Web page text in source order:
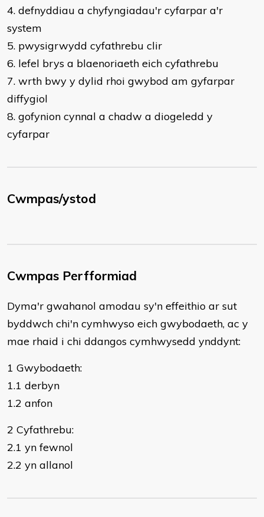
4. defnyddiau a chyfyngiadau'r cyfarpar a'r
system
5. pwysigrwydd cyfathrebu clir
6. lefel brys a blaenoriaeth eich cyfathrebu
7. wrth bwy y dylid rhoi gwybod am gyfarpar
diffygiol
8. gofynion cynnal a chadw a diogeledd y
cyfarpar
Cwmpas/ystod
Cwmpas Perfformiad
Dyma'r gwahanol amodau sy'n effeithio ar sut
byddwch chi'n cymhwyso eich gwybodaeth, ac y
mae rhaid i chi ddangos cymhwysedd ynddynt:
1 Gwybodaeth:
1.1 derbyn
1.2 anfon
2 Cyfathrebu:
2.1 yn fewnol
2.2 yn allanol